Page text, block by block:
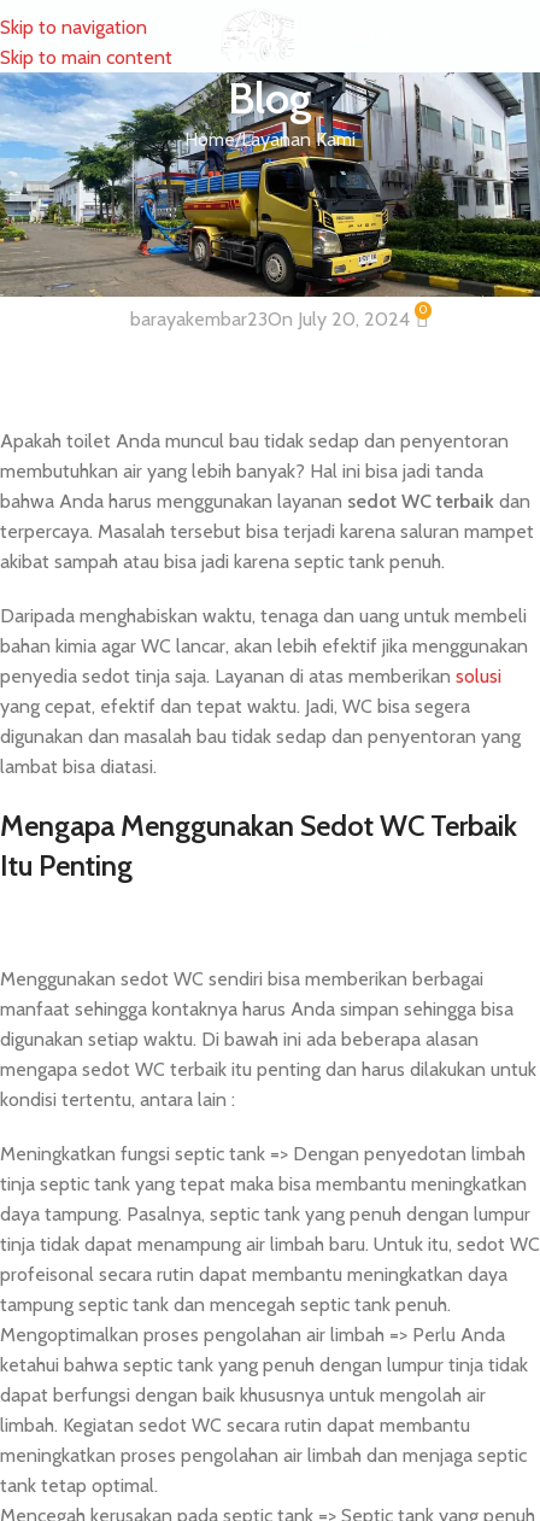
Skip to navigation
Skip to main content
MENU
Blog
Home Layanan Kami
LAYANAN KAMI
Layanan Sedot WC dan Tinja Terbaik
Profesional
barayakembar23On July 20, 2024 0
Apakah toilet Anda muncul bau tidak sedap dan penyentoran
membutuhkan air yang lebih banyak? Hal ini bisa jadi tanda
bahwa Anda harus menggunakan layanan sedot WC terbaik dan
terpercaya. Masalah tersebut bisa terjadi karena saluran mampet
akibat sampah atau bisa jadi karena septic tank penuh.
Daripada menghabiskan waktu, tenaga dan uang untuk membeli
bahan kimia agar WC lancar, akan lebih efektif jika menggunakan
penyedia sedot tinja saja. Layanan di atas memberikan solusi
yang cepat, efektif dan tepat waktu. Jadi, WC bisa segera
digunakan dan masalah bau tidak sedap dan penyentoran yang
lambat bisa diatasi.
Mengapa Menggunakan Sedot WC Terbaik
Itu Penting
Menggunakan sedot WC sendiri bisa memberikan berbagai
manfaat sehingga kontaknya harus Anda simpan sehingga bisa
digunakan setiap waktu. Di bawah ini ada beberapa alasan
mengapa sedot WC terbaik itu penting dan harus dilakukan untuk
kondisi tertentu, antara lain :
Meningkatkan fungsi septic tank => Dengan penyedotan limbah
tinja septic tank yang tepat maka bisa membantu meningkatkan
daya tampung. Pasalnya, septic tank yang penuh dengan lumpur
tinja tidak dapat menampung air limbah baru. Untuk itu, sedot WC
profeisonal secara rutin dapat membantu meningkatkan daya
tampung septic tank dan mencegah septic tank penuh.
Mengoptimalkan proses pengolahan air limbah => Perlu Anda
ketahui bahwa septic tank yang penuh dengan lumpur tinja tidak
dapat berfungsi dengan baik khususnya untuk mengolah air
limbah. Kegiatan sedot WC secara rutin dapat membantu
meningkatkan proses pengolahan air limbah dan menjaga septic
tank tetap optimal.
Mencegah kerusakan pada septic tank => Septic tank yang penuh